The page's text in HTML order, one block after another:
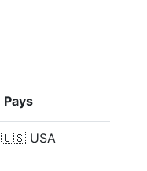
Pays
🇺🇸 USA